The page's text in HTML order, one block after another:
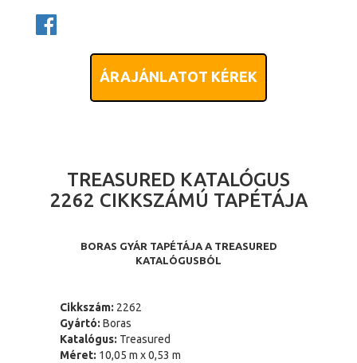
ÁRAJÁNLATOT KÉREK
TREASURED KATALÓGUS
2262 CIKKSZÁMÚ TAPÉTÁJA
BORAS GYÁR TAPÉTÁJA A TREASURED
KATALÓGUSBÓL
Cikkszám: 2262
Gyártó: Boras
Katalógus: Treasured
Méret: 10,05 m x 0,53 m